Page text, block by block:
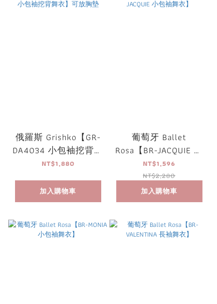
俄羅斯 Grishko【GR-
DA4034 小包袖挖背舞
衣】可放胸墊
NT$1,880
加入購物車
葡萄牙 Ballet
Rosa【BR-JACQUIE 小
包袖舞衣】
NT$1,596
NT$2,280
加入購物車